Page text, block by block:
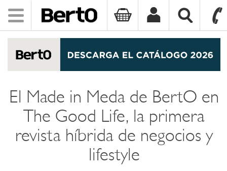
Toggle
navigation
El Made in Meda de BertO en
The Good Life, la primera
revista híbrida de negocios y
lifestyle